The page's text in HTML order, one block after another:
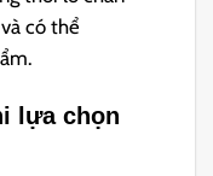
có thể
lựa chọn